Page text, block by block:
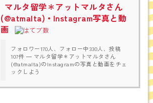
マルタ留学＊アットマルタさん
(@atmalta) • Instagram写真と動
画
フォロワー170人、フォロー中330人、投稿
107件 ― マルタ留学＊アットマルタさん
(@atmalta)のInstagramの写真と動画をチェ
ックしよう